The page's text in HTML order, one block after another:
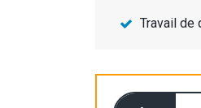
Travail de